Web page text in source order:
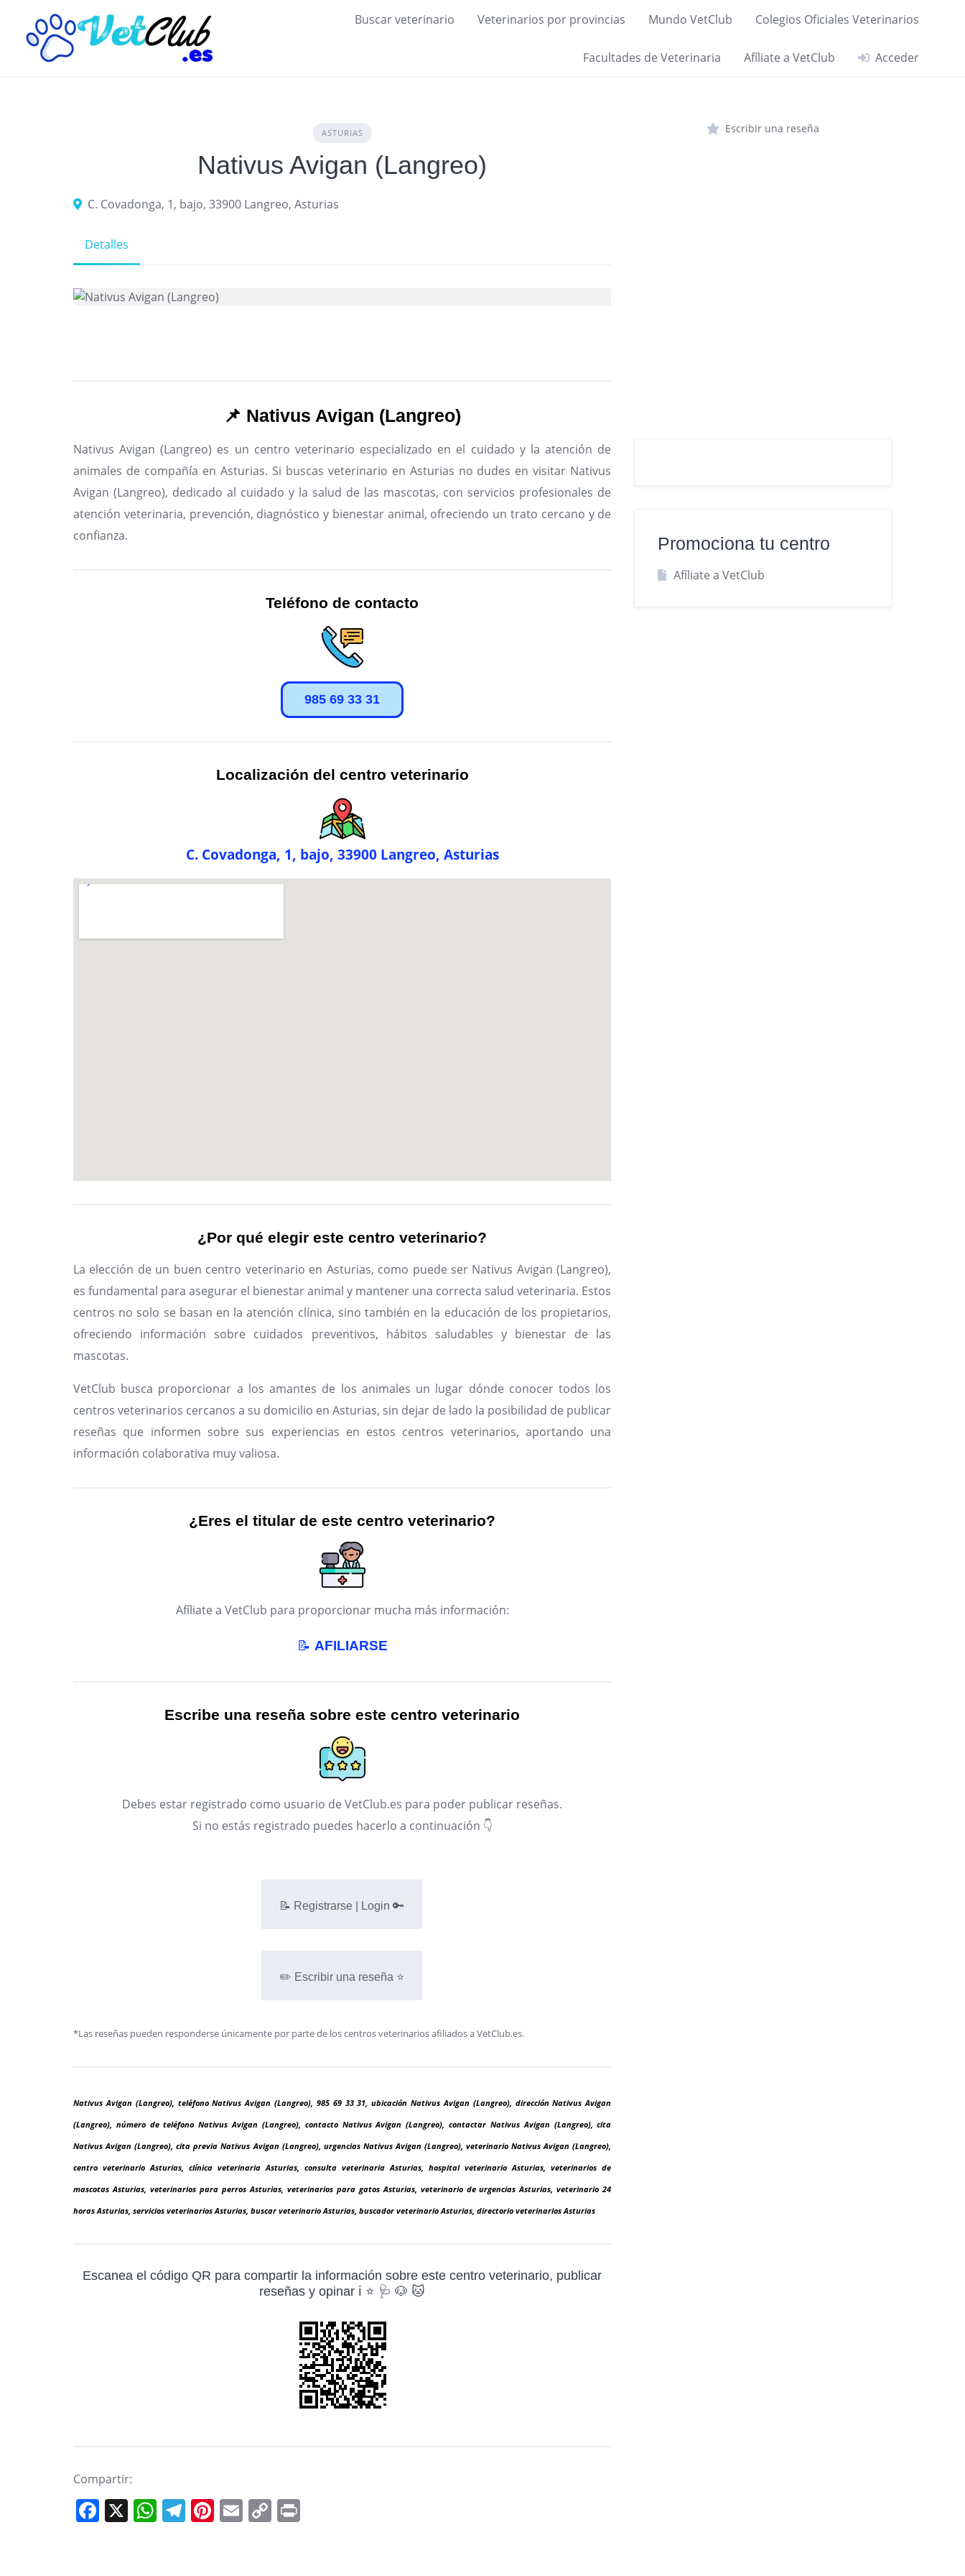
content
Buscar veterinario Veterinarios por provincias Mundo VetClub Colegios Oficiales Veterinarios
Facultades de Veterinaria Afíliate a VetClub Acceder
ASTURIAS
Nativus Avigan (Langreo)
C. Covadonga, 1, bajo, 33900 Langreo, Asturias
Detalles
📌 Nativus Avigan (Langreo)
Nativus Avigan (Langreo) es un centro veterinario especializado en el cuidado y la atención de
animales de compañía en Asturias. Si buscas veterinario en Asturias no dudes en visitar Nativus
Avigan (Langreo), dedicado al cuidado y la salud de las mascotas, con servicios profesionales de
atención veterinaria, prevención, diagnóstico y bienestar animal, ofreciendo un trato cercano y de
confianza.
Teléfono de contacto
985 69 33 31
Localización del centro veterinario
C. Covadonga, 1, bajo, 33900 Langreo, Asturias
¿Por qué elegir este centro veterinario?
La elección de un buen centro veterinario en Asturias, como puede ser Nativus Avigan (Langreo),
es fundamental para asegurar el bienestar animal y mantener una correcta salud veterinaria. Estos
centros no solo se basan en la atención clínica, sino también en la educación de los propietarios,
ofreciendo información sobre cuidados preventivos, hábitos saludables y bienestar de las
mascotas.
VetClub busca proporcionar a los amantes de los animales un lugar dónde conocer todos los
centros veterinarios cercanos a su domicilio en Asturias, sin dejar de lado la posibilidad de publicar
reseñas que informen sobre sus experiencias en estos centros veterinarios, aportando una
información colaborativa muy valiosa.
¿Eres el titular de este centro veterinario?
Afíliate a VetClub para proporcionar mucha más información:
📝 AFILIARSE
Escribe una reseña sobre este centro veterinario
Debes estar registrado como usuario de VetClub.es para poder publicar reseñas.
Si no estás registrado puedes hacerlo a continuación 👇
📝 Registrarse | Login 🔑
✏️ Escribir una reseña ⭐
*Las reseñas pueden responderse únicamente por parte de los centros veterinarios afiliados a VetClub.es.
Nativus Avigan (Langreo), teléfono Nativus Avigan (Langreo), 985 69 33 31, ubicación Nativus Avigan (Langreo), dirección Nativus Avigan
(Langreo), número de teléfono Nativus Avigan (Langreo), contacto Nativus Avigan (Langreo), contactar Nativus Avigan (Langreo), cita
Nativus Avigan (Langreo), cita previa Nativus Avigan (Langreo), urgencias Nativus Avigan (Langreo), veterinario Nativus Avigan (Langreo),
centro veterinario Asturias, clínica veterinaria Asturias, consulta veterinaria Asturias, hospital veterinario Asturias, veterinarios de
mascotas Asturias, veterinarios para perros Asturias, veterinarios para gatos Asturias, veterinario de urgencias Asturias, veterinario 24
horas Asturias, servicios veterinarios Asturias, buscar veterinario Asturias, buscador veterinario Asturias, directorio veterinarios Asturias
Escanea el código QR para compartir la información sobre este centro veterinario, publicar
reseñas y opinar ℹ️ ⭐ 🩺 🐶 🐱
Compartir:
F X W T Pi E C
Escribir una reseña
Promociona tu centro
Afíliate a VetClub